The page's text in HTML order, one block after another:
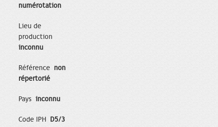
numérotation
Lieu de
production
inconnu
Référence non
répertorié
Pays inconnu
Code IPH D5/3